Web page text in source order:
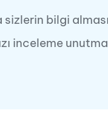
bilgi
inceleme